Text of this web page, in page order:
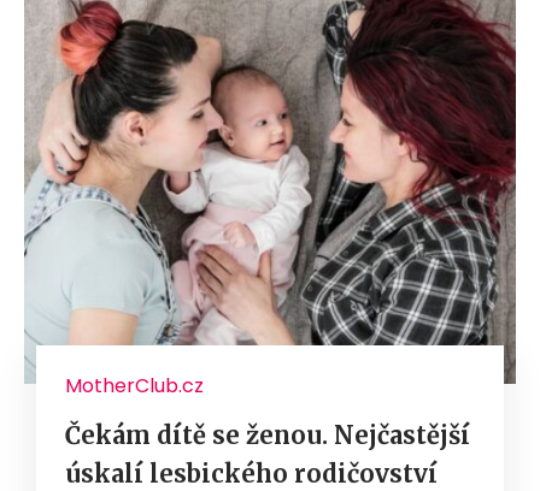
MotherClub.cz
Čekám dítě se ženou. Nejčastější
úskalí lesbického rodičovství